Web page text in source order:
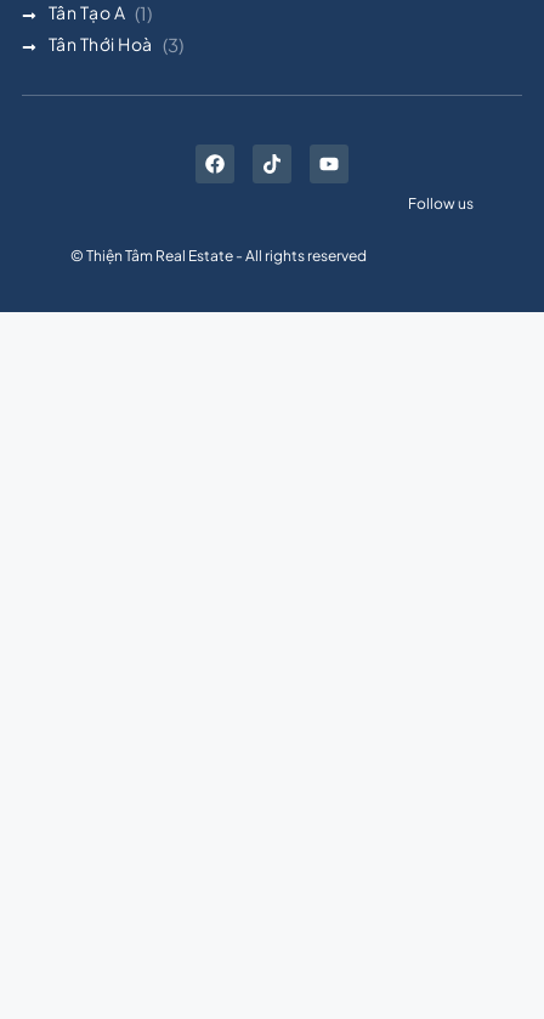
Tân Tạo A (1)
Tân Thới Hoà (3)
© Thiện Tâm Real Estate - All rights reserved
Follow us